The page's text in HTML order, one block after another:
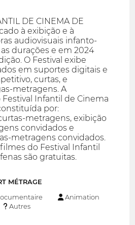
DE CINEMA DE
à exibição e à
audiovisuais infanto-
durações e em 2024
O Festival exibe
em suportes digitais e
curtas, e
metragens. A
Infantil de Cinema
por:
metragens, exibição
convidados e
metragens convidados.
do Festival Infantil
são gratuitas.
MÉTRAGE
Animation
Autres